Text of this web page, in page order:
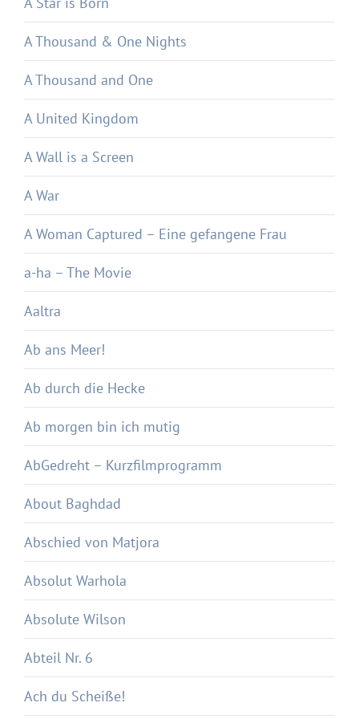
A Thousand & One Nights
A Thousand and One
A United Kingdom
A Wall is a Screen
A War
A Woman Captured – Eine gefangene Frau
a-ha – The Movie
Aaltra
Ab ans Meer!
Ab durch die Hecke
Ab morgen bin ich mutig
AbGedreht – Kurzfilmprogramm
About Baghdad
Abschied von Matjora
Absolut Warhola
Absolute Wilson
Abteil Nr. 6
Ach du Scheiße!